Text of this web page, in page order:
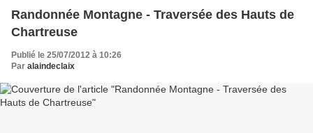
Randonnée Montagne - Traversée des Hauts de
Chartreuse
Publié le 25/07/2012 à 10:26
Par alaindeclaix